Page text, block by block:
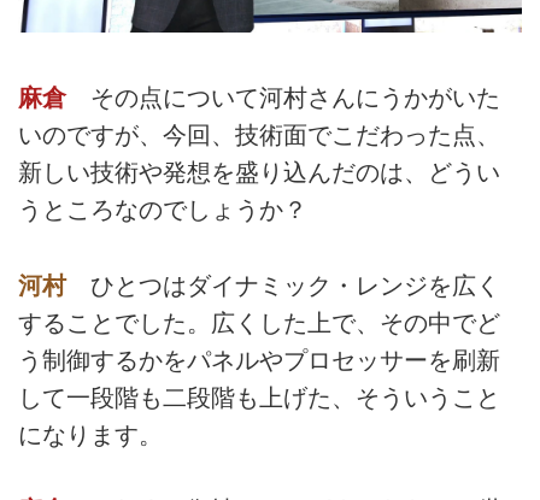
麻倉その点について河村さんにうかがいた
いのですが、今回、技術面でこだわった点、
新しい技術や発想を盛り込んだのは、どうい
うところなのでしょうか？
河村ひとつはダイナミック・レンジを広く
することでした。広くした上で、その中でど
う制御するかをパネルやプロセッサーを刷新
して一段階も二段階も上げた、そういうこと
になります。